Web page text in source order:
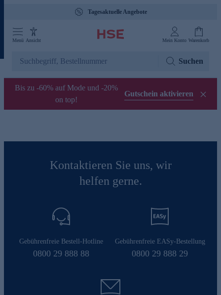
Tagesaktuelle Angebote
Menü Ansicht Mein Konto Warenkorb
Suchen
Bis zu -60% auf Mode und -20%
on top!
Gutschein aktivieren
Kontaktieren Sie uns, wir
helfen gerne.
Gebührenfreie Bestell-Hotline
0800 29 888 88
Gebührenfreie EASy-Bestellung
0800 29 888 29